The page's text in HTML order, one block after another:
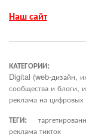
Наш сайт
КАТЕГОРИИ:
Digital (web-дизайн,
сообщества и блоги,
реклама на цифровых
ТЕГИ:
реклама тикток